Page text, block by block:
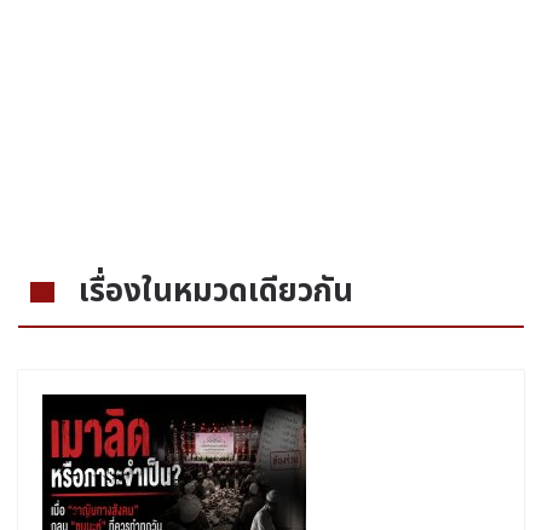
เรื่องในหมวดเดียวกัน